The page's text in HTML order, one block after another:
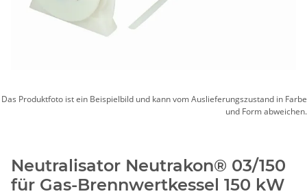
Das Produktfoto ist ein Beispielbild und kann vom Auslieferungszustand in Farbe
und Form abweichen.
Neutralisator Neutrakon® 03/150
für Gas-Brennwertkessel 150 kW